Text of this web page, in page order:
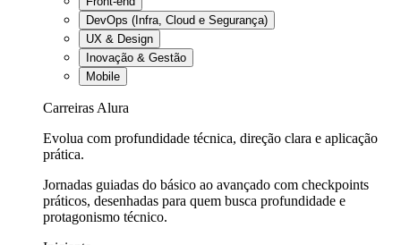
DevOps (Infra, Cloud e Segurança)
UX & Design
Inovação & Gestão
Mobile
Carreiras Alura
Evolua com profundidade técnica, direção clara e aplicação
prática.
Jornadas guiadas do básico ao avançado com checkpoints
práticos, desenhadas para quem busca profundidade e
protagonismo técnico.